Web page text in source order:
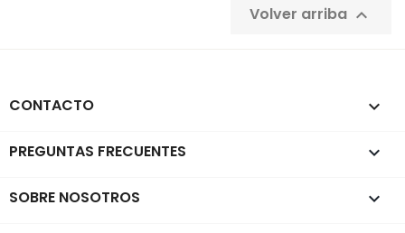
Volver arriba 
CONTACTO keyboard_arrow_down
PREGUNTAS FRECUENTES 
SOBRE NOSOTROS 